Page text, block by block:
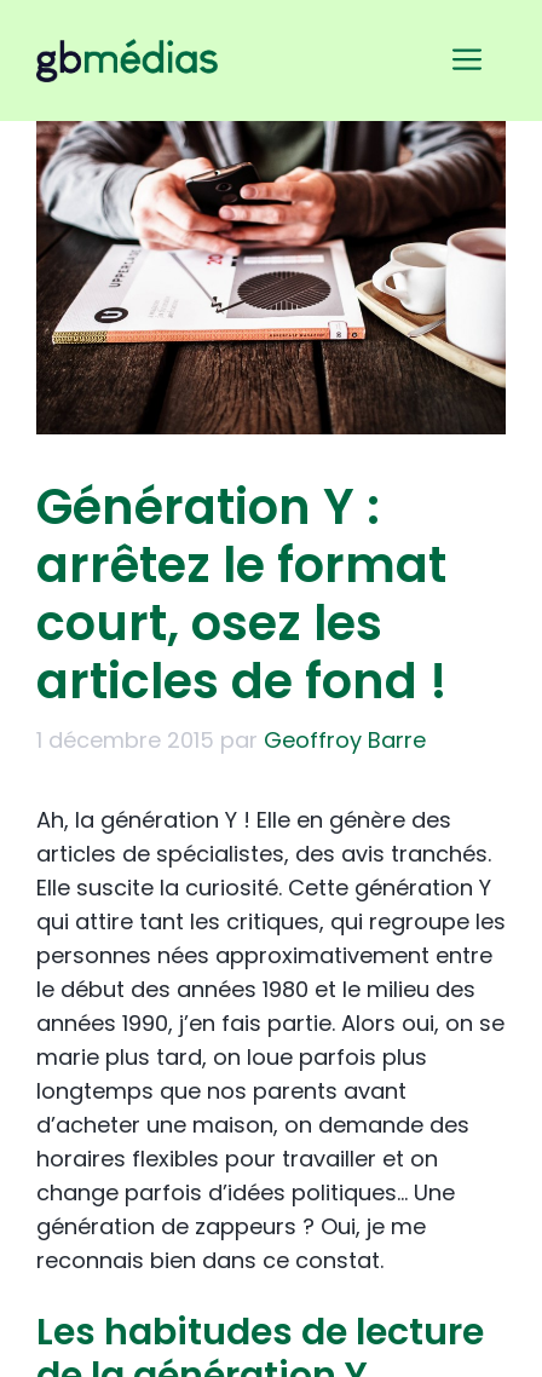
contenu
Génération Y :
arrêtez le format
court, osez les
articles de fond !
1 décembre 2015 par Geoffroy Barre
Ah, la génération Y ! Elle en génère des
articles de spécialistes, des avis tranchés.
Elle suscite la curiosité. Cette génération Y
qui attire tant les critiques, qui regroupe les
personnes nées approximativement entre
le début des années 1980 et le milieu des
années 1990, j’en fais partie. Alors oui, on se
marie plus tard, on loue parfois plus
longtemps que nos parents avant
d’acheter une maison, on demande des
horaires flexibles pour travailler et on
change parfois d’idées politiques… Une
génération de zappeurs ? Oui, je me
reconnais bien dans ce constat.
Les habitudes de lecture